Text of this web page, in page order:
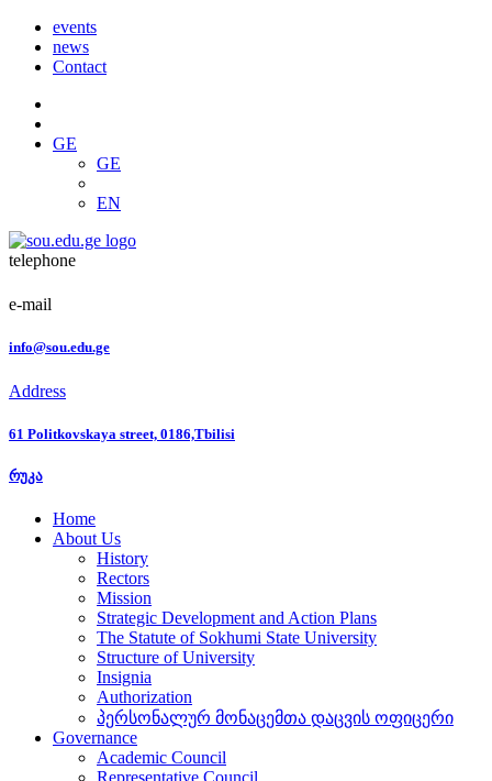
events
news
Contact
GE
GE
EN
telephone
e-mail
info@sou.edu.ge
Address
61 Politkovskaya street, 0186,Tbilisi
რუკა
Home
About Us
History
Rectors
Mission
Strategic Development and Action Plans
The Statute of Sokhumi State University
Structure of University
Insignia
Authorization
პერსონალურ მონაცემთა დაცვის ოფიცერი
Governance
Academic Council
Representative Council